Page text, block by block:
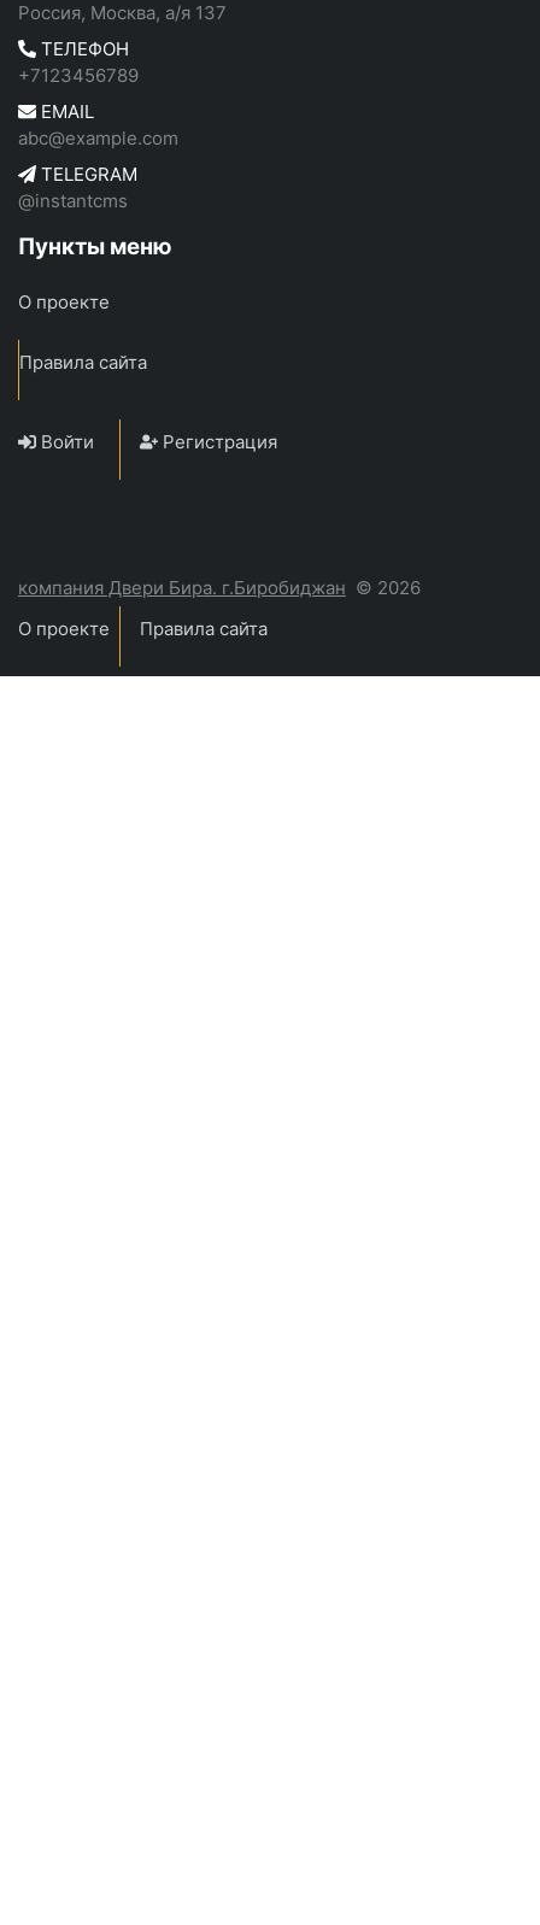
Россия, Москва, а/я 137
ТЕЛЕФОН
+7123456789
EMAIL
abc@example.com
TELEGRAM
@instantcms
Пункты меню
О проекте
Правила сайта
Войти Регистрация
компания Двери Бира. г.Биробиджан © 2026
О проекте
Правила сайта